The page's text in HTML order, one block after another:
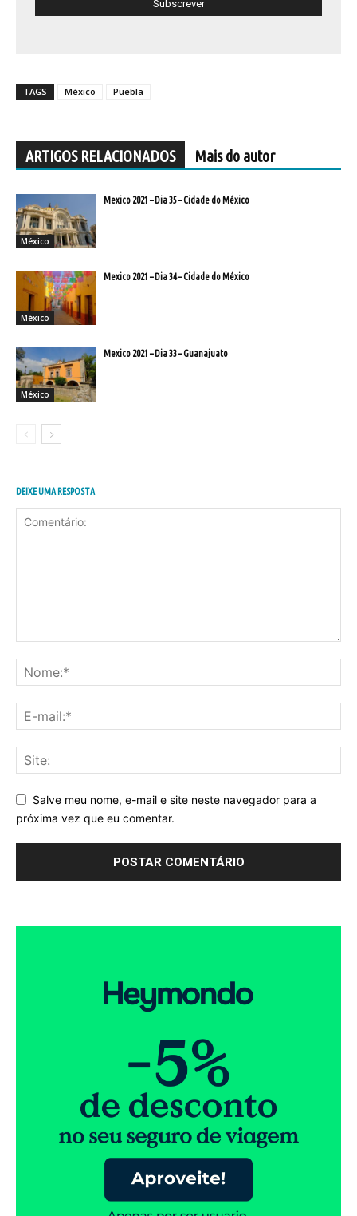
TAGS México Puebla
ARTIGOS RELACIONADOS Mais do autor
México
Mexico 2021 – Dia 35 – Cidade do México
México
Mexico 2021 – Dia 34 – Cidade do México
México
Mexico 2021 – Dia 33 – Guanajuato
DEIXE UMA RESPOSTA
Salve meu nome, e-mail e site neste navegador para a
próxima vez que eu comentar.